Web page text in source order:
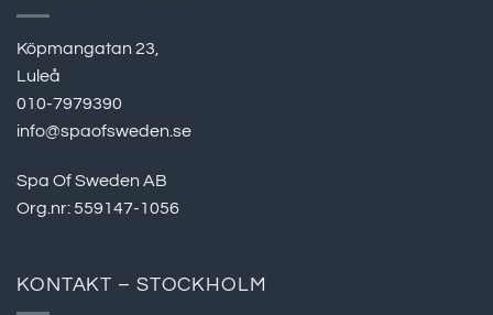
Köpmangatan 23,
Luleå
010-7979390
info@spaofsweden.se
Spa Of Sweden AB
Org.nr: 559147-1056
KONTAKT – STOCKHOLM